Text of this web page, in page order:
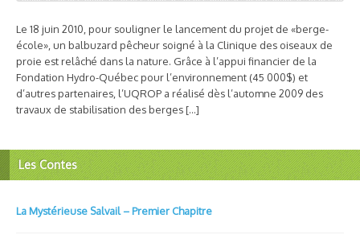
Le 18 juin 2010, pour souligner le lancement du projet de «berge-
école», un balbuzard pêcheur soigné à la Clinique des oiseaux de
proie est relâché dans la nature. Grâce à l’appui financier de la
Fondation Hydro-Québec pour l’environnement (45 000$) et
d’autres partenaires, l’UQROP a réalisé dès l’automne 2009 des
travaux de stabilisation des berges […]
Les Contes
La Mystérieuse Salvail – Premier Chapitre